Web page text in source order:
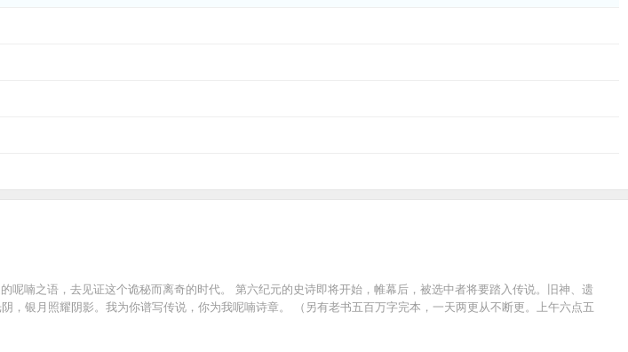
喃之语，去见证这个诡秘而离奇的时代。 第六纪元的史诗即将开始，帷幕后，被选中者将要踏入传说。旧神、遗
，银月照耀阴影。我为你谱写传说，你为我呢喃诗章。 （另有老书五百万字完本，一天两更从不断更。上午六点五